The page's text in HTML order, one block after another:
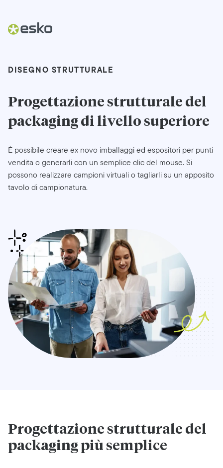
DISEGNO STRUTTURALE
Progettazione strutturale del
packaging di livello superiore
È possibile creare ex novo imballaggi ed espositori per punti
vendita o generarli con un semplice clic del mouse. Si
possono realizzare campioni virtuali o tagliarli su un apposito
tavolo di campionatura.
Progettazione strutturale del
packaging più semplice